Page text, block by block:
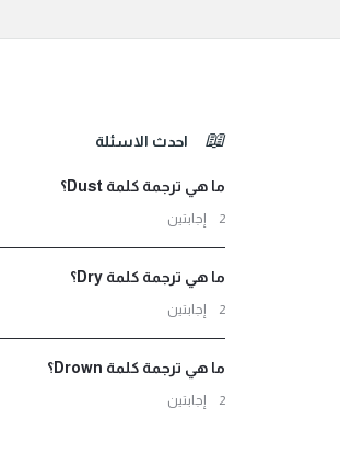
الفوتراحدث الاسئلة
ما هي ترجمة كلمة Dust؟
‫2 إجابتين
ما هي ترجمة كلمة Dry؟
‫2 إجابتين
ما هي ترجمة كلمة Drown؟
‫2 إجابتين